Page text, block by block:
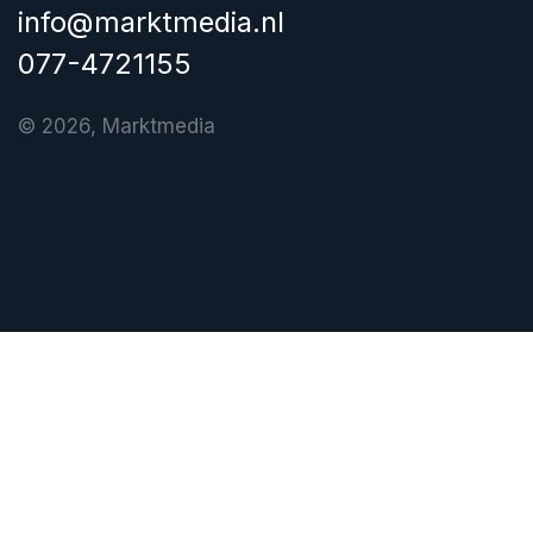
info@marktmedia.nl
077-4721155
© 2026, Marktmedia